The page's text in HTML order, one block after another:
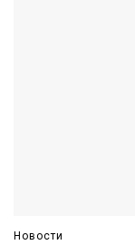
Новости